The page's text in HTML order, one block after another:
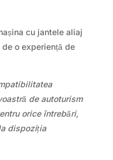
cu jantele aliaj
o experiență de
de autoturism
orice întrebări,
dispoziția